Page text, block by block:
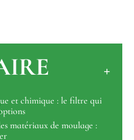
et chimique : le filtre qui
matériaux de moulage :